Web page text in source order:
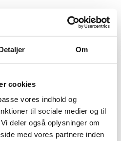
Om
cookies
vores indhold og
til sociale medier og til
deler også oplysninger om
med vores partnere inden